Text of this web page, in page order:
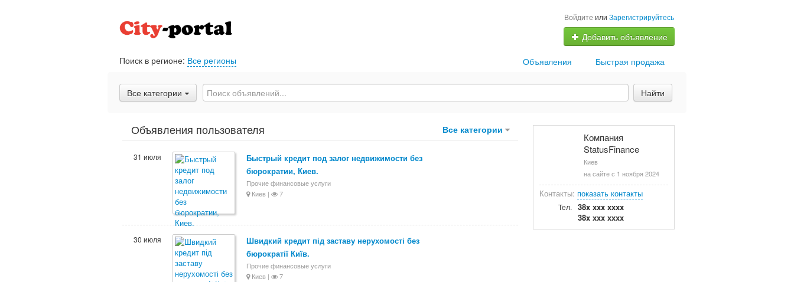
Войдите или Зарегистрируйтесь
Добавить объявление
Поиск в регионе: Все регионы Быстрая продажа
Объявления
Все категории Найти
Объявления пользователя Все категории
31 июля
Быстрый кредит под залог недвижимости без
бюрократии, Киев.
Прочие финансовые услуги
Киев |
7
30 июля
Швидкий кредит під заставу нерухомості без
бюрократії Київ.
Прочие финансовые услуги
Киев |
7
Компания
StatusFinance
Киев
на сайте с 1 ноября 2024
Контакты: показать контакты
Тел.
38x xxx xxxx
38x xxx xxxx